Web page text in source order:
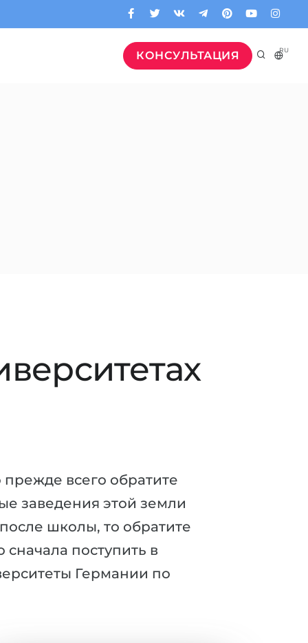
КОНСУЛЬТАЦИЯ RU
прежде всего обратите
заведения этой земли
школы, то обратите
поступить в
Германии по